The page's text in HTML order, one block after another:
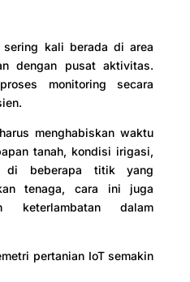
sering kali berada di area
dengan pusat aktivitas.
monitoring secara
menghabiskan waktu
tanah, kondisi irigasi,
di beberapa titik yang
tenaga, cara ini juga
keterlambatan dalam
pertanian IoT semakin